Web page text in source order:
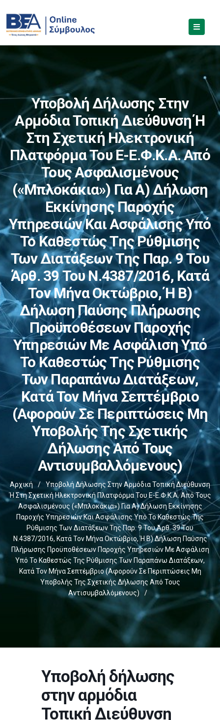
Υποβολή Δήλωσης Στην
Αρμόδια Τοπική Διεύθυνση Ή
Στη Σχετική Ηλεκτρονική
Πλατφόρμα Του E-Ε.Φ.Κ.Α. Από
Τους Ασφαλισμένους
(«μπλοκάκια») Για Α) Δήλωση
Εκκίνησης Παροχής
Υπηρεσιών Και Ασφάλισης Υπό
Το Καθεστώς Της Ρύθμισης
Των Διατάξεων Της Παρ. 9 Του
Άρθ. 39 Του Ν.4387/2016, Κατά
Τον Μήνα Οκτώβριο, Ή Β)
Δήλωση Παύσης Πλήρωσης
Προϋποθέσεων Παροχής
Υπηρεσιών Με Ασφάλιση Υπό
Το Καθεστώς Της Ρύθμισης
Των Παραπάνω Διατάξεων,
Κατά Τον Μήνα Σεπτέμβριο
(αφορούν Σε Περιπτώσεις Μη
Υποβολής Της Σχετικής
Δήλωσης Από Τους
Αντισυμβαλλόμενους)
Αρχική /
Υποβολή Δήλωσης Στην Αρμόδια Τοπική Διεύθυνση
Ή Στη Σχετική Ηλεκτρονική Πλατφόρμα Του E-Ε.Φ.Κ.Α. Από Τους
Ασφαλισμένους («μπλοκάκια») Για Α) Δήλωση Εκκίνησης
Παροχής Υπηρεσιών Και Ασφάλισης Υπό Το Καθεστώς Της
Ρύθμισης Των Διατάξεων Της Παρ. 9 Του Άρθ. 39 Του
Ν.4387/2016, Κατά Τον Μήνα Οκτώβριο, Ή Β) Δήλωση Παύσης
Πλήρωσης Προϋποθέσεων Παροχής Υπηρεσιών Με Ασφάλιση
Υπό Το Καθεστώς Της Ρύθμισης Των Παραπάνω Διατάξεων,
Κατά Τον Μήνα Σεπτέμβριο (αφορούν Σε Περιπτώσεις Μη
Υποβολής Της Σχετικής Δήλωσης Από Τους
Αντισυμβαλλόμενους)
/
Υποβολή δήλωσης
στην αρμόδια
Τοπική Διεύθυνση